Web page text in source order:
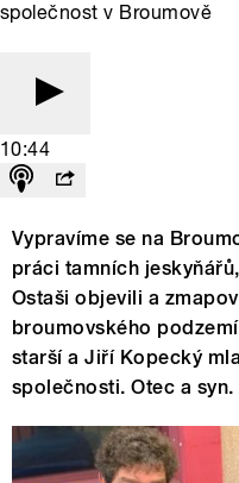
společnost v Broumově
10:44
Vypravíme se na
práci tamních
Ostaši objevili a
broumovského
starší a Jiří Kopecký
společnosti. Otec a syn.